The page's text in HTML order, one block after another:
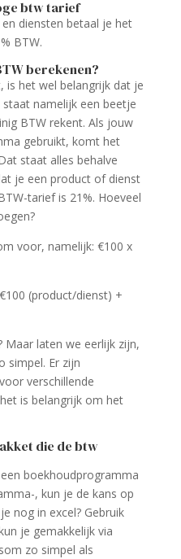
btw tarief
diensten betaal je het
BTW.
berekenen?
is het wel belangrijk dat je
namelijk een beetje
BTW rekent. Als jouw
gebruikt, komt het
staat alles behalve
je een product of dienst
tarief is 21%. Hoeveel
voor, namelijk: €100 x
(product/dienst) +
laten we eerlijk zijn,
simpel. Er zijn
verschillende
is belangrijk om het
die de btw
boekhoudprogramma
, kun je de kans op
nog in excel? Gebruik
je gemakkelijk via
zo simpel als